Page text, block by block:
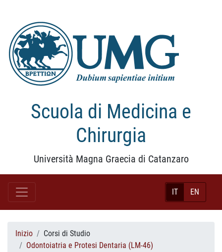
Scuola di Medicina e
Chirurgia
Università Magna Graecia di Catanzaro
IT EN
Inizio
Corsi di Studio
Odontoiatria e Protesi Dentaria (LM-46)